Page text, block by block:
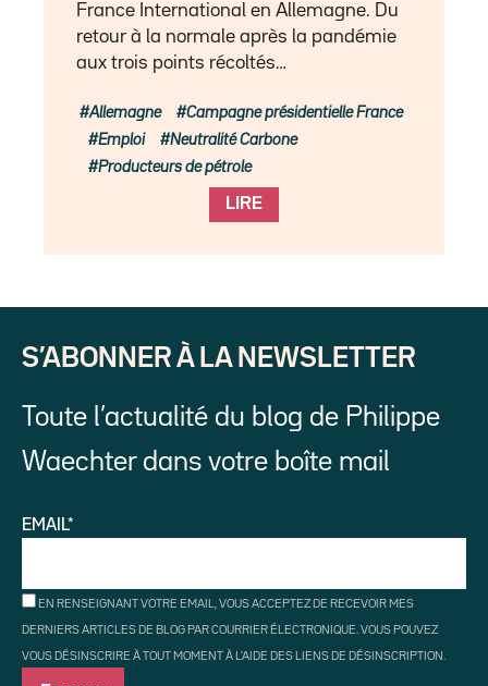
France International en Allemagne. Du
retour à la normale après la pandémie
aux trois points récoltés…
LIRE
Allemagne
Campagne présidentielle France
Emploi
Neutralité Carbone
Producteurs de pétrole
S’ABONNER À LA NEWSLETTER
Toute l’actualité du blog de Philippe
Waechter dans votre boîte mail
EMAIL*
EN RENSEIGNANT VOTRE EMAIL, VOUS ACCEPTEZ DE RECEVOIR MES
DERNIERS ARTICLES DE BLOG PAR COURRIER ÉLECTRONIQUE. VOUS POUVEZ
VOUS DÉSINSCRIRE À TOUT MOMENT À L'AIDE DES LIENS DE DÉSINSCRIPTION.